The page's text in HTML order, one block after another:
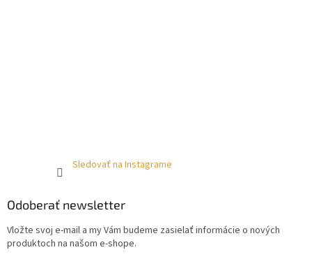
Sledovať na Instagrame
Odoberať newsletter
Vložte svoj e-mail a my Vám budeme zasielať informácie o nových
produktoch na našom e-shope.